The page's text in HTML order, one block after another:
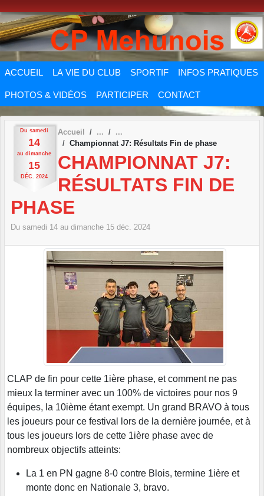
ACCUEIL LA VIE DU CLUB SPORTIF INFOS PRATIQUES
PHOTOS & VIDÉOS PARTICIPER CONTACT
Du samedi
14
au dimanche
15
DÉC. 2024
Accueil
Championnat J7: Résultats Fin de phase
CHAMPIONNAT J7:
RÉSULTATS FIN DE
PHASE
Du samedi 14 au dimanche 15 déc. 2024
CLAP de fin pour cette 1ière phase, et comment ne pas
mieux la terminer avec un 100% de victoires pour nos 9
équipes, la 10ième étant exempt. Un grand BRAVO à tous
les joueurs pour ce festival lors de la dernière journée, et à
tous les joueurs lors de cette 1ière phase avec de
nombreux objectifs atteints:
La 1 en PN gagne 8-0 contre Blois, termine 1ière et
monte donc en Nationale 3, bravo.